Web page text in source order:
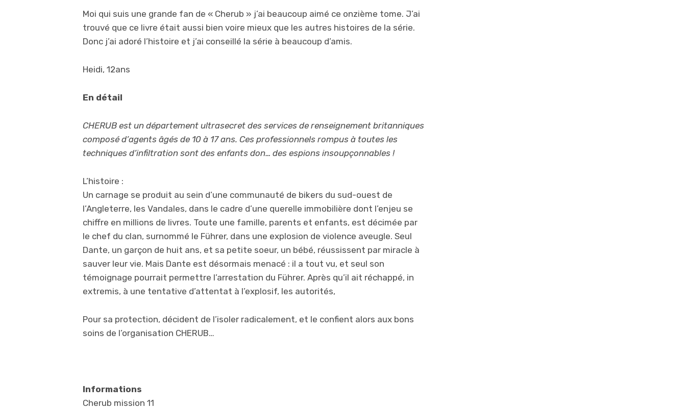
Moi qui suis une grande fan de « Cherub » j’ai beaucoup aimé ce onzième tome. J’ai
trouvé que ce livre était aussi bien voire mieux que les autres histoires de la série.
Donc j’ai adoré l’histoire et j’ai conseillé la série à beaucoup d’amis.
Heidi, 12ans
En détail
CHERUB est un département ultrasecret des services de renseignement britanniques
composé d’agents âgés de 10 à 17 ans. Ces professionnels rompus à toutes les
techniques d’infiltration sont des enfants don… des espions insoupçonnables !
L’histoire :
Un carnage se produit au sein d’une communauté de bikers du sud-ouest de
l’Angleterre, les Vandales, dans le cadre d’une querelle immobilière dont l’enjeu se
chiffre en millions de livres. Toute une famille, parents et enfants, est décimée par
le chef du clan, surnommé le Führer, dans une explosion de violence aveugle. Seul
Dante, un garçon de huit ans, et sa petite soeur, un bébé, réussissent par miracle à
sauver leur vie. Mais Dante est désormais menacé : il a tout vu, et seul son
témoignage pourrait permettre l’arrestation du Führer. Après qu’il ait réchappé, in
extremis, à une tentative d’attentat à l’explosif, les autorités,
Pour sa protection, décident de l’isoler radicalement, et le confient alors aux bons
soins de l’organisation CHERUB…
Informations
Cherub mission 11